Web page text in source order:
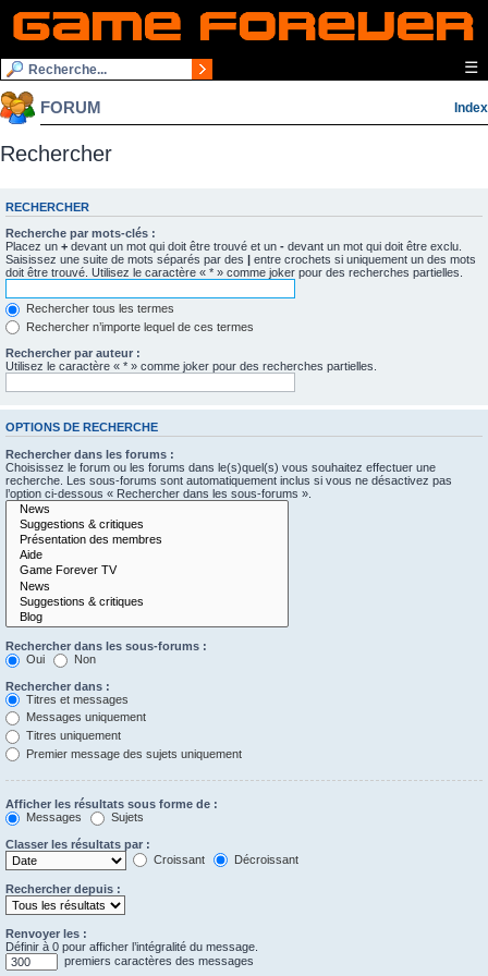
☰
FORUM Index
Rechercher
RECHERCHER
Recherche par mots-clés :
Placez un + devant un mot qui doit être trouvé et un - devant un mot qui doit être exclu.
Saisissez une suite de mots séparés par des | entre crochets si uniquement un des mots
doit être trouvé. Utilisez le caractère « * » comme joker pour des recherches partielles.
Rechercher tous les termes
Rechercher n’importe lequel de ces termes
Rechercher par auteur :
Utilisez le caractère « * » comme joker pour des recherches partielles.
OPTIONS DE RECHERCHE
Rechercher dans les forums :
Choisissez le forum ou les forums dans le(s)quel(s) vous souhaitez effectuer une
recherche. Les sous-forums sont automatiquement inclus si vous ne désactivez pas
l’option ci-dessous « Rechercher dans les sous-forums ».
Rechercher dans les sous-forums :
Oui
Non
Rechercher dans :
Titres et messages
Messages uniquement
Titres uniquement
Premier message des sujets uniquement
Afficher les résultats sous forme de :
Messages
Sujets
Classer les résultats par :
Croissant
Décroissant
Rechercher depuis :
Renvoyer les :
Définir à 0 pour afficher l’intégralité du message.
premiers caractères des messages